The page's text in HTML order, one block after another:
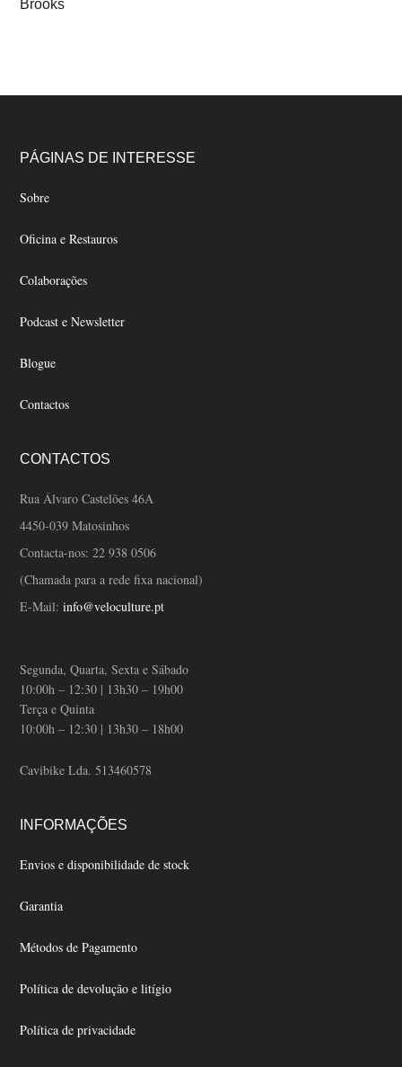
Brooks
Footer
PÁGINAS DE INTERESSE
Sobre
Oficina e Restauros
Colaborações
Podcast e Newsletter
Blogue
Contactos
CONTACTOS
Rua Álvaro Castelões 46A
4450-039 Matosinhos
Contacta-nos:22 938 0506
(Chamada para a rede fixa nacional)
E-Mail:info@veloculture.pt
Segunda, Quarta, Sexta e Sábado
10:00h – 12:30 | 13h30 – 19h00
Terça e Quinta
10:00h – 12:30 | 13h30 – 18h00
Cavibike Lda. 513460578
INFORMAÇÕES
Envios e disponibilidade de stock
Garantia
Métodos de Pagamento
Política de devolução e litígio
Política de privacidade